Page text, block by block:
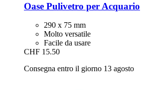
Oase Pulivetro per Acquario
290 x 75 mm
Molto versatile
Facile da usare
CHF 15.50
Consegna entro il giorno 13 agosto